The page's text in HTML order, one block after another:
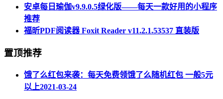
安卓每日瑜伽v9.9.0.5绿化版——每天一款好用的小程序
推荐
福昕PDF阅读器 Foxit Reader v11.2.1.53537 直装版
置顶推荐
饿了么红包来袭：每天免费领饿了么随机红包 一般5元
以上2021-03-24